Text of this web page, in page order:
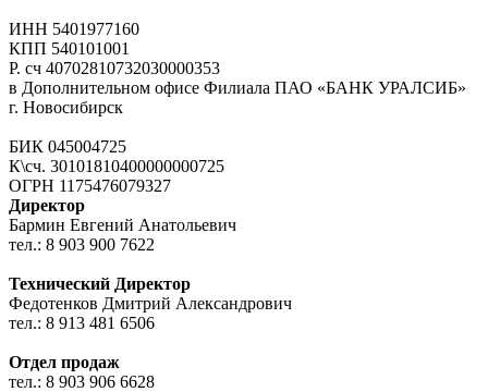
ИНН 5401977160
КПП 540101001
Р. сч 40702810732030000353
в Дополнительном офисе Филиала ПАО «БАНК УРАЛСИБ»
г. Новосибирск
БИК 045004725
К\сч. 30101810400000000725
ОГРН 1175476079327
Директор
Бармин Евгений Анатольевич
тел.: 8 903 900 7622
Технический Директор
Федотенков Дмитрий Александрович
тел.: 8 913 481 6506
Отдел продаж
тел.: 8 903 906 6628